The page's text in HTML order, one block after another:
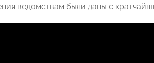
ведомствам были даны с